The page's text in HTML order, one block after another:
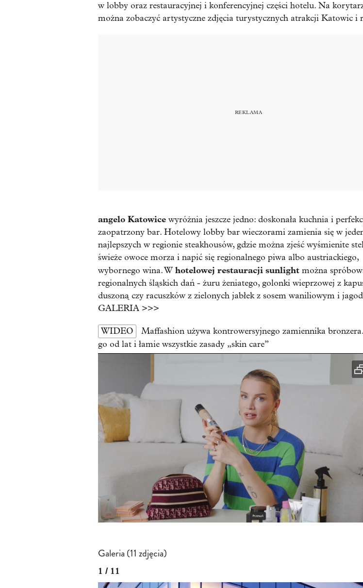
w lobby oraz restauracyjnej i konferencyjnej części hotelu. Na
można zobaczyć artystyczne zdjęcia turystycznych atrakcji Katowic i
angelo Katowice wyróżnia jeszcze jedno: doskonała kuchnia i
zaopatrzony bar. Hotelowy lobby bar wieczorami zamienia się w
najlepszych w regionie steakhousów, gdzie można zjeść wyśmienite
świeże owoce morza i napić się regionalnego piwa albo austriackiego,
wybornego wina. W hotelowej restauracji sunlight można
regionalnych śląskich dań - żuru żeniatego, golonki wieprzowej z
duszoną czy racuszków z zielonych jabłek z sosem waniliowym i
GALERIA >>>
WIDEO
Maffashion używa kontrowersyjnego zamiennika
go od lat i łamie wszystkie zasady „skin care”
Galeria (11 zdjęcia)
1 / 11